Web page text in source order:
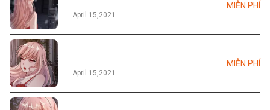
April 15,2021
MIỄN PHÍ
April 15,2021
MIỄN PHÍ